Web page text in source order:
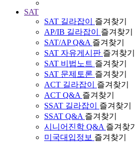
SAT
SAT 길라잡이
즐겨찾기
AP/IB 길라잡이
즐겨찾기
SAT/AP Q&A 즐겨찾기
SAT 자유게시판 즐겨찾기
SAT 비법노트 즐겨찾기
SAT 문제토론 즐겨찾기
ACT 길라잡이
즐겨찾기
ACT Q&A 즐겨찾기
SSAT 길라잡이
즐겨찾기
SSAT Q&A 즐겨찾기
시니어진학 Q&A 즐겨찾기
미국대입정보 즐겨찾기